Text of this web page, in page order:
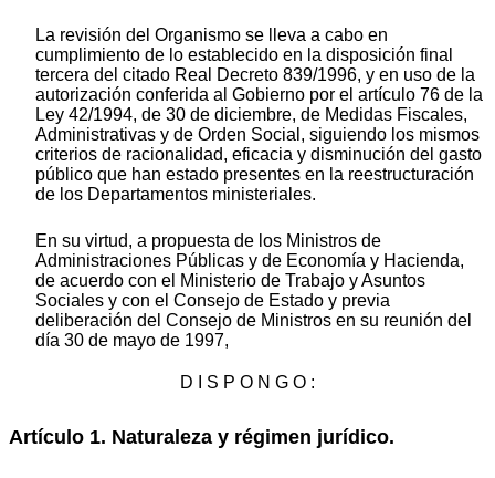
La revisión del Organismo se lleva a cabo en
cumplimiento de lo establecido en la disposición final
tercera del citado Real Decreto 839/1996, y en uso de la
autorización conferida al Gobierno por el artículo 76 de la
Ley 42/1994, de 30 de diciembre, de Medidas Fiscales,
Administrativas y de Orden Social, siguiendo los mismos
criterios de racionalidad, eficacia y disminución del gasto
público que han estado presentes en la reestructuración
de los Departamentos ministeriales.
En su virtud, a propuesta de los Ministros de
Administraciones Públicas y de Economía y Hacienda,
de acuerdo con el Ministerio de Trabajo y Asuntos
Sociales y con el Consejo de Estado y previa
deliberación del Consejo de Ministros en su reunión del
día 30 de mayo de 1997,
D I S P O N G O :
Artículo 1. Naturaleza y régimen jurídico.